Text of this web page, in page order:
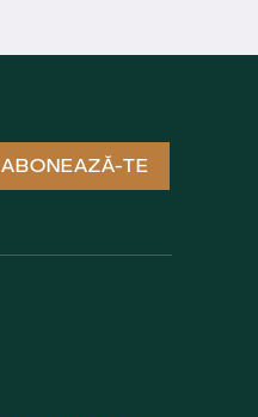
ABONEAZĂ-TE